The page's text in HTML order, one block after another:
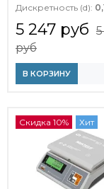
Дискретность (d):
5 247 руб
руб
В КОРЗИНУ
Скидка 10% Хит